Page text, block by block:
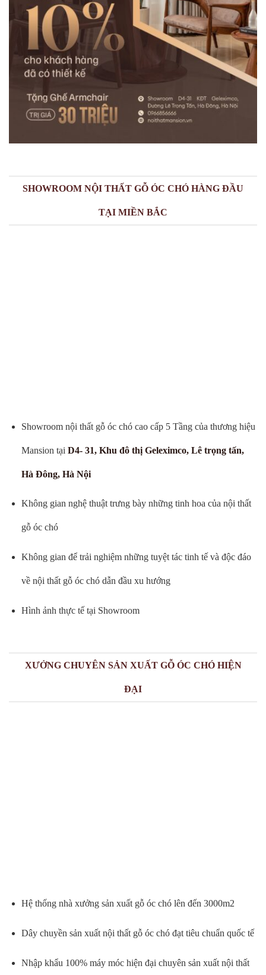
SHOWROOM NỘI THẤT GỖ ÓC CHÓ HÀNG ĐẦU
TẠI MIỀN BẮC
Showroom nội thất gỗ óc chó cao cấp 5 Tầng của thương hiệu
Mansion tại D4- 31, Khu đô thị Geleximco, Lê trọng tấn,
Hà Đông, Hà Nội
Không gian nghệ thuật trưng bày những tinh hoa của nội thất
gỗ óc chó
Không gian để trải nghiệm những tuyệt tác tinh tế và độc đáo
về nội thất gỗ óc chó dẫn đầu xu hướng
Hình ảnh thực tế tại Showroom
XƯỞNG CHUYÊN SẢN XUẤT GỖ ÓC CHÓ HIỆN
ĐẠI
Hệ thống nhà xưởng sản xuất gỗ óc chó lên đến 3000m2
Dây chuyền sản xuất nội thất gỗ óc chó đạt tiêu chuẩn quốc tế
Nhập khẩu 100% máy móc hiện đại chuyên sản xuất nội thất